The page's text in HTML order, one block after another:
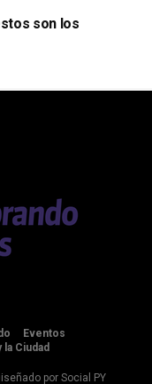
son los
Eventos
Ciudad
por Social PY